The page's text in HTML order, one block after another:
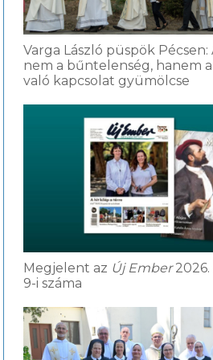
Varga László püspök Pécsen:
nem a bűntelenség, hanem
való kapcsolat gyümölcse
Megjelent az Új Ember2026.
9-i száma